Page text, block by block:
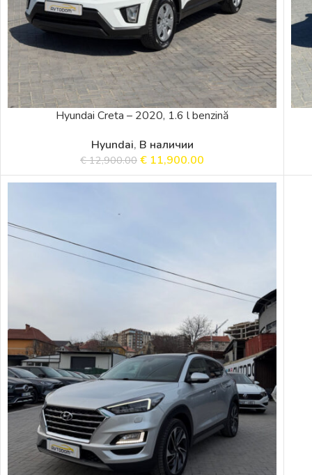
Hyundai Creta – 2020, 1.6 l benzină
Hyundai, В наличии
€12,900.00 € 11,900.00